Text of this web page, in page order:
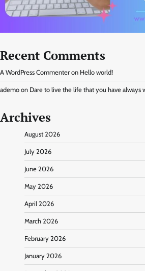
Recent Comments
A WordPress Commenter on Hello world!
ademo on Dare to live the life that you have always
Archives
August 2026
July 2026
June 2026
May 2026
April 2026
March 2026
February 2026
January 2026